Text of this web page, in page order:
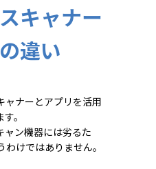
キャナー
違い
ナーとアプリを活用
。
ャン機器には劣るた
けではありません。